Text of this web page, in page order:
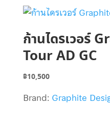
ก้านไดรเวอร์
Tour AD GC
฿10,500
Brand: Graphite